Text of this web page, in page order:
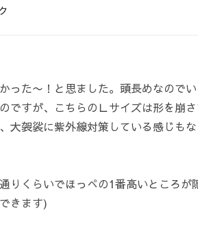
った〜！と思ました。頭長めなので
ですが、こちらのＬサイズは形を崩
大袈裟に紫外線対策している感じも
りくらいでほっぺの1番高いところ
きます)